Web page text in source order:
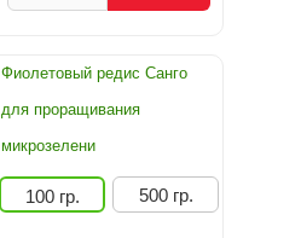
Фиолетовый редис Санго
для проращивания
микрозелени
100 гр. 500 гр.